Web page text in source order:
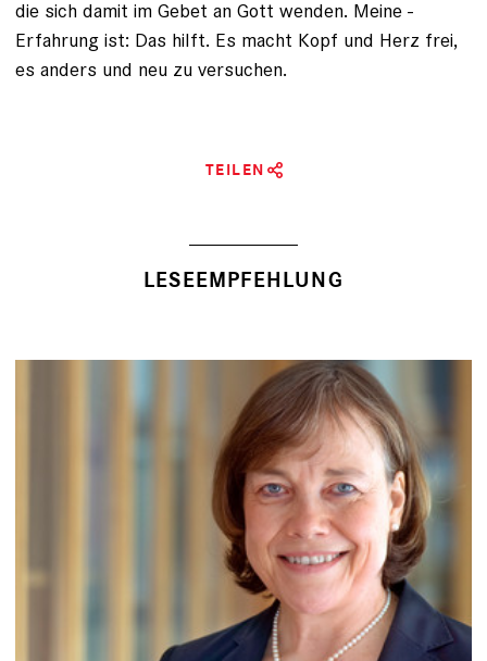
die sich damit im Gebet an Gott wenden. Meine ­
Erfahrung ist: Das hilft. Es macht Kopf und Herz frei,
es anders und neu zu versuchen.
TEILEN
LESEEMPFEHLUNG